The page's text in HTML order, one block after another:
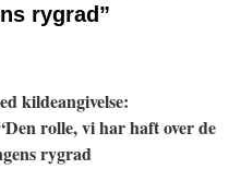
rygrad”
kildeangivelse:
rolle, vi har haft over de
rygrad